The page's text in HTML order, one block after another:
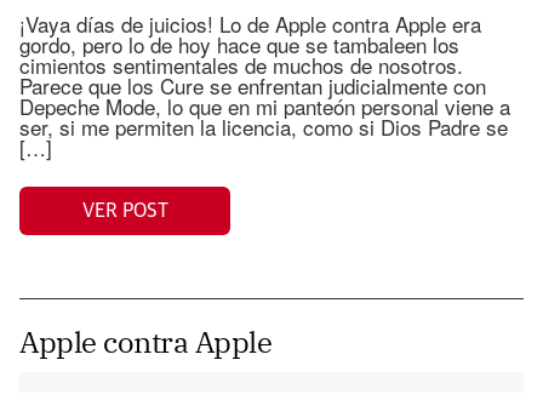
¡Vaya días de juicios! Lo de Apple contra Apple era
gordo, pero lo de hoy hace que se tambaleen los
cimientos sentimentales de muchos de nosotros.
Parece que los Cure se enfrentan judicialmente con
Depeche Mode, lo que en mi panteón personal viene a
ser, si me permiten la licencia, como si Dios Padre se
[…]
VER POST
Apple contra Apple